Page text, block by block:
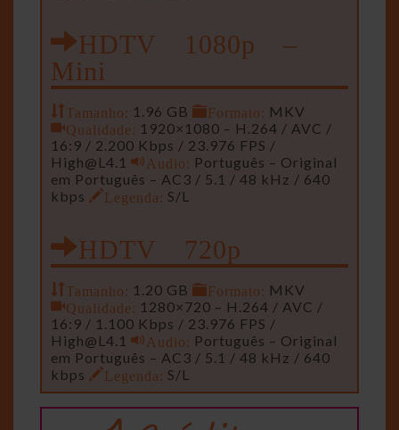
HDTV 1080p –
Mini
Tamanho: 1.96 GB Formato: MKV
Qualidade: 1920×1080 – H.264 / AVC /
16:9 / 2.200 Kbps / 23.976 FPS /
High@L4.1
Audio: Português – Original
em Português – AC3 / 5.1 / 48 kHz / 640
kbps
Legenda: S/L
HDTV 720p
Tamanho: 1.20 GB Formato: MKV
Qualidade: 1280×720 – H.264 / AVC /
16:9 / 1.100 Kbps / 23.976 FPS /
High@L4.1
Audio: Português – Original
em Português – AC3 / 5.1 / 48 kHz / 640
kbps
Legenda: S/L